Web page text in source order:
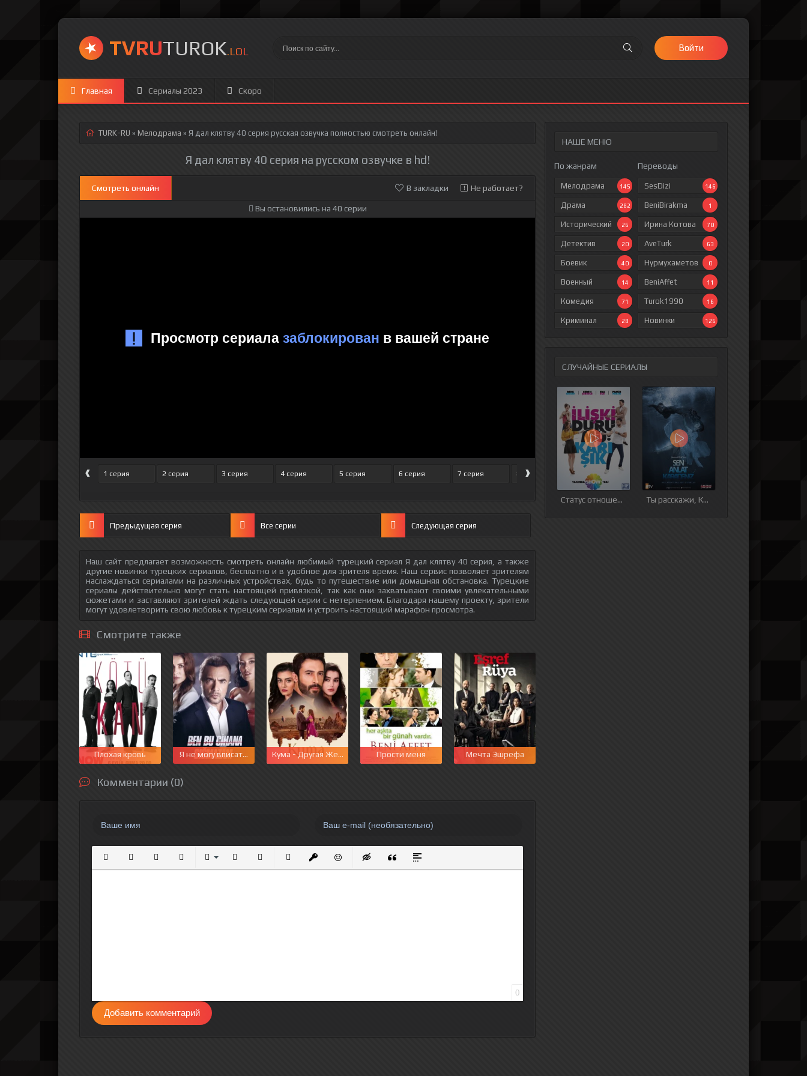
TVRUTUROK.LOL Войти
Главная Сериалы 2023 Скоро
НАШЕ МЕНЮ
По жанрам
Мелодрама 145
Драма 282
Исторический 26
Детектив 20
Боевик 40
Военный 14
Комедия 71
Криминал 28
Переводы
SesDizi 146
BeniBirakma 1
Ирина Котова 70
AveTurk 63
Нурмухаметов 0
BeniAffet 11
Turok1990 16
Новинки 126
СЛУЧАЙНЫЕ СЕРИАЛЫ
Статус отношений: Запутанно Ты расскажи, Карадениз
TURK-RU » Мелодрама » Я дал клятву 40 серия русская озвучка полностью смотреть онлайн!
Я дал клятву 40 серия на русском озвучке в hd!
Смотреть онлайн В закладки Не работает?
Вы остановились на 40 серии
‹ 1 серия 2 серия 3 серия 4 серия 5 серия 6 серия 7 серия 8 серия 9 серия 10 серия 11 серия
›
Предыдущая серия Все серии Следующая серия
Наш сайт предлагает возможность смотреть онлайн любимый турецкий сериал Я дал клятву 40 серия, а также
другие новинки турецких сериалов, бесплатно и в удобное для зрителя время. Наш сервис позволяет зрителям
наслаждаться сериалами на различных устройствах, будь то путешествие или домашняя обстановка. Турецкие
сериалы действительно могут стать настоящей привязкой, так как они захватывают своими увлекательными
сюжетами и заставляют зрителей ждать следующей серии с нетерпением. Благодаря нашему проекту, зрители
могут удовлетворить свою любовь к турецким сериалам и устроить настоящий марафон просмотра.
Смотрите также
Плохая кровь Я не могу вписаться в этот мирКума - Другая Жена Прости меня Мечта Эшрефа
Комментарии (0)
Полужирный
КурсивПодчеркнутый
ЗачеркнутыйВыравнивание
Нумерованный список
Маркированный список
Вставить ссылку
Вставить защищенную ссылку
Вставить смайлик
Вставка скрытого текста
Вставка цитаты
Вставка спойлера
0
Добавить комментарий